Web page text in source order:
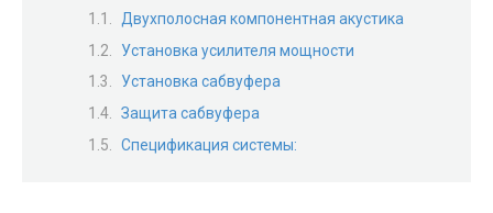
Двухполосная компонентная акустика
Установка усилителя мощности
Установка сабвуфера
Защита сабвуфера
Спецификация системы: